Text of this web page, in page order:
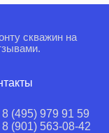
скважин на
8 (495) 979 91 59
8 (901) 563-08-42